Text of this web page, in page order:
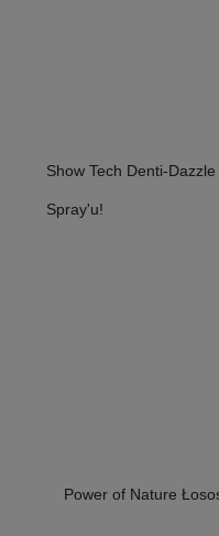
Show Tech Denti-
Spray'u!
Power of Nature